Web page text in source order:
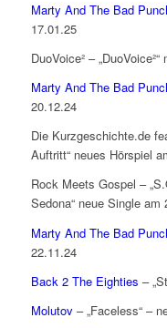
Marty And The Bad
17.01.25
DuoVoice² –
Marty And The Bad
20.12.24
Die Kurzgeschichte.de
Auftritt“ neues Hörspiel
Rock Meets Gospel –
Sedona“ neue Single am
Marty And The Bad
22.11.24
Back 2 The Eighties –
Molutov – „Faceless“ –